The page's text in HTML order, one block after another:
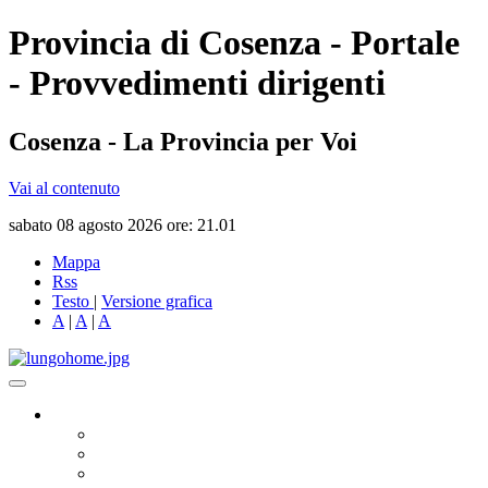
Provincia di Cosenza - Portale
- Provvedimenti dirigenti
Cosenza - La Provincia per Voi
Vai al contenuto
sabato 08 agosto 2026 ore: 21.01
Mappa
Rss
Testo | Versione grafica
A | A | A